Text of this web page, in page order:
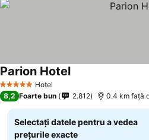
5 Stele Hotel
Parion HotelVedeți prețurile
8,2 Foarte bun 2.812 0.4 km faţă
Selectați datele pentru a vedea
prețurile exacte